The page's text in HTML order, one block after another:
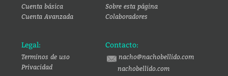
Cuenta básica
Cuenta Avanzada
Sobre esta página
Colaboradores
Legal:
Terminos de uso
Privacidad
Contacto:
nacho@nachobellido.com
nachobellido.com